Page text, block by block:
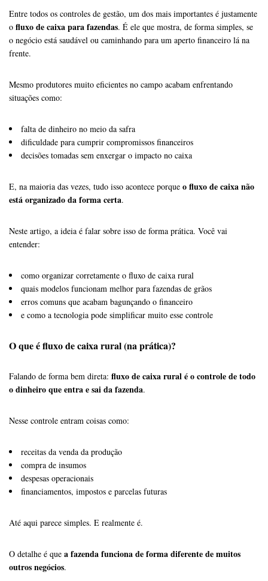
Entre todos os controles de gestão, um dos mais importantes é justamente
o fluxo de caixa para fazendas. É ele que mostra, de forma simples, se
o negócio está saudável ou caminhando para um aperto financeiro lá na
frente.
Mesmo produtores muito eficientes no campo acabam enfrentando
situações como:
falta de dinheiro no meio da safra
dificuldade para cumprir compromissos financeiros
decisões tomadas sem enxergar o impacto no caixa
E, na maioria das vezes, tudo isso acontece porque o fluxo de caixa não
está organizado da forma certa.
Neste artigo, a ideia é falar sobre isso de forma prática. Você vai
entender:
como organizar corretamente o fluxo de caixa rural
quais modelos funcionam melhor para fazendas de grãos
erros comuns que acabam bagunçando o financeiro
e como a tecnologia pode simplificar muito esse controle
O que é fluxo de caixa rural (na prática)?
Falando de forma bem direta: fluxo de caixa rural é o controle de todo
o dinheiro que entra e sai da fazenda.
Nesse controle entram coisas como:
receitas da venda da produção
compra de insumos
despesas operacionais
financiamentos, impostos e parcelas futuras
Até aqui parece simples. E realmente é.
O detalhe é que a fazenda funciona de forma diferente de muitos
outros negócios.